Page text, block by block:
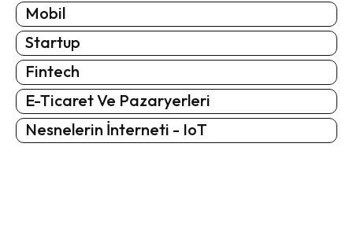
Mobil
Startup
Fintech
E-Ticaret Ve Pazaryerleri
Nesnelerin İnterneti - IoT